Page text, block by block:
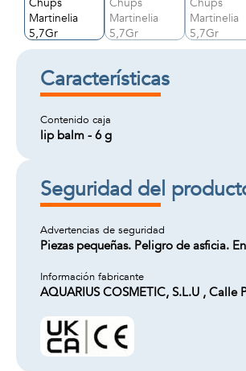
Características
Contenido caja
lip balm - 6 g
Seguridad del
Advertencias de seguridad
Piezas pequeñas. Peligro de asficia.
Información fabricante
AQUARIUS COSMETIC, S.L.U , Calle